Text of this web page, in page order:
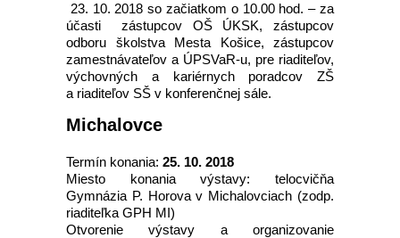
23. 10. 2018 so začiatkom o 10.00 hod. – za
účasti zástupcov OŠ ÚKSK, zástupcov
odboru školstva Mesta Košice, zástupcov
zamestnávateľov a ÚPSVaR-u, pre riaditeľov,
výchovných a kariérnych poradcov ZŠ
a riaditeľov SŠ v konferenčnej sále.
Michalovce
Termín konania: 25. 10. 2018
Miesto konania výstavy: telocvičňa
Gymnázia P. Horova v Michalovciach (zodp.
riaditeľka GPH MI)
Otvorenie výstavy a organizovanie